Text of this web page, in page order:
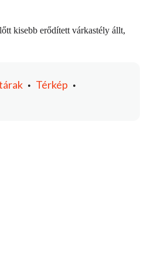
kisebb erődített várkastély állt,
• Térkép •